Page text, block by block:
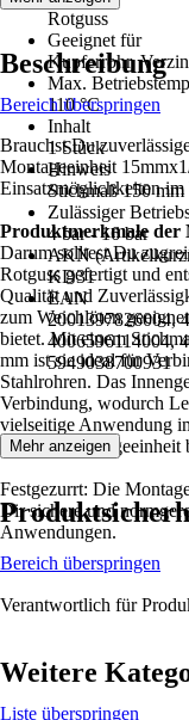
Rotguss
Geeignet für
Kupferrohr,
Max.
110 °C
Inhalt
1 Stück
Hinweis
Stichmaß 150 mm
Zulässiger
4 bar - 16 bar
AKN
KD31
EAN
2001397826004,
4006596114004,
5949038700931
Beschreibung
Bereich überspringen
Brauchst Du
Montageeinheit
Einsatzmöglichkeiten
Produktmerkmale der
Darum solltest Du
Rotguss gefertigt und
Qualität und
zum Weichlöten
bietet. Mit einem
mm ist sie ideal für
Stahlrohren. Das
Verbindung, wodurch
vielseitige Anwendung
ist diese
Festgezurrt: Die
Dir sichere und
Anwendungen.
Mehr anzeigen
Bereich überspringen
Verantwortlich für
Weitere
Liste überspringen